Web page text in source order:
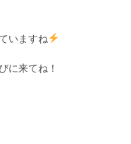
いますね
に来てね！